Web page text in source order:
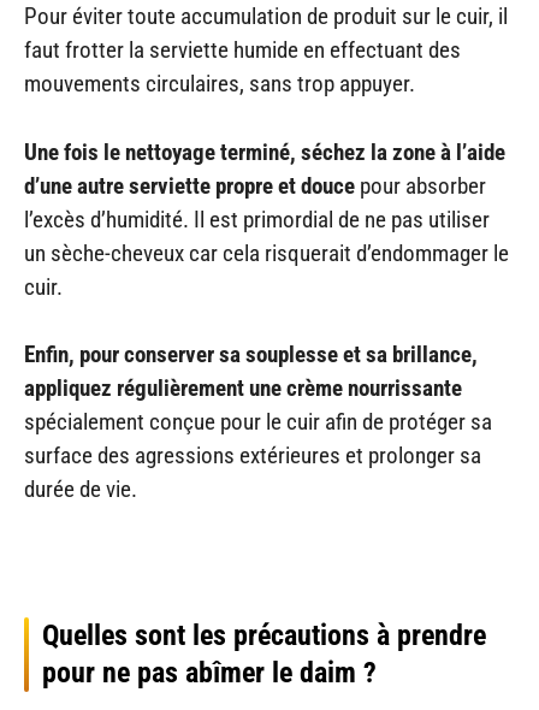
Pour éviter toute accumulation de produit sur le cuir, il
faut frotter la serviette humide en effectuant des
mouvements circulaires, sans trop appuyer.
Une fois le nettoyage terminé, séchez la zone à l’aide
d’une autre serviette propre et douce pour absorber
l’excès d’humidité. Il est primordial de ne pas utiliser
un sèche-cheveux car cela risquerait d’endommager le
cuir.
Enfin, pour conserver sa souplesse et sa brillance,
appliquez régulièrement une crème nourrissante
spécialement conçue pour le cuir afin de protéger sa
surface des agressions extérieures et prolonger sa
durée de vie.
Quelles sont les précautions à prendre
pour ne pas abîmer le daim ?